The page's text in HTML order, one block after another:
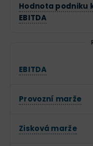
Hodnota podniku
EBITDA
EBITDA
Provozní marže
Zisková marže